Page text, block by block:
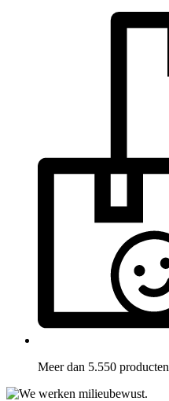
Meer dan 5.550 producten